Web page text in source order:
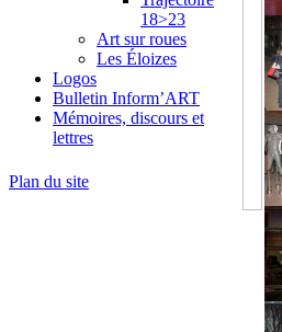
18>23
Art sur roues
Les Éloizes
Logos
Bulletin Inform’ART
Mémoires, discours et
lettres
Plan du site